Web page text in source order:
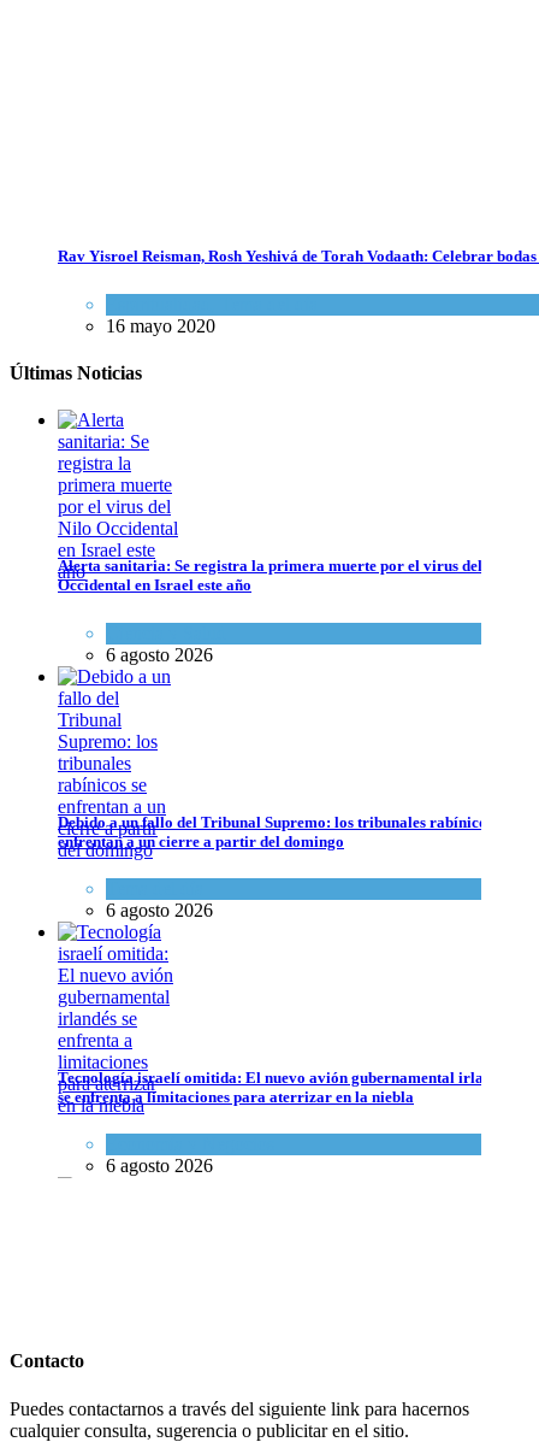
Rav Yisroel Reisman, Rosh Yeshivá de Torah Vodaath: Celebrar bodas
16 mayo 2020
Últimas Noticias
Alerta sanitaria: Se registra la primera muerte por el virus del Nilo
Occidental en Israel este año
6 agosto 2026
Debido a un fallo del Tribunal Supremo: los tribunales rabínicos se
enfrentan a un cierre a partir del domingo
6 agosto 2026
Tecnología israelí omitida: El nuevo avión gubernamental irlandés
se enfrenta a limitaciones para aterrizar en la niebla
6 agosto 2026
6 agosto 2026
Contacto
Puedes contactarnos a través del siguiente link para hacernos
cualquier consulta, sugerencia o publicitar en el sitio.